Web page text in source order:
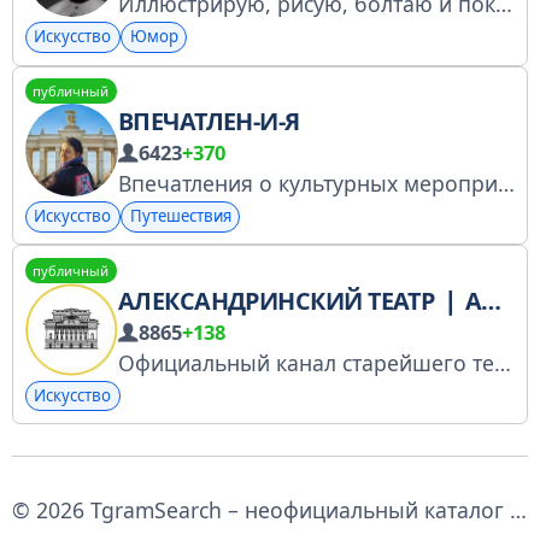
Искусство Юмор
публичный
ВПЕЧАТЛЕН-И-Я
6423+370
Впечатления о культурных мероприятиях столицы и местах, в которые захочется вернуться, яркие эмоции от искусства и путешествий во всех его проявлениях! По пятницам - гастрономические впечатления по вопросам сотрудничества: @ankarataban
Искусство Путешествия
публичный
АЛЕКСАНДРИНСКИЙ ТЕАТР ❘ АЛЕКСАНДРИНКА
8865+138
Официальный канал старейшего театра в России — Александринского театра и его Новой сцены — современного и многофункционального пространства.
Искусство
© 2026 TgramSearch – неофициальный каталог и поиск по Telegram каналам.